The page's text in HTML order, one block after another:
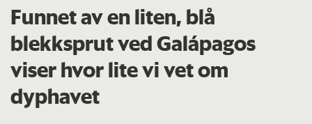
Funnet av en liten, blå
blekksprut ved Galápagos
viser hvor lite vi vet om
dyphavet